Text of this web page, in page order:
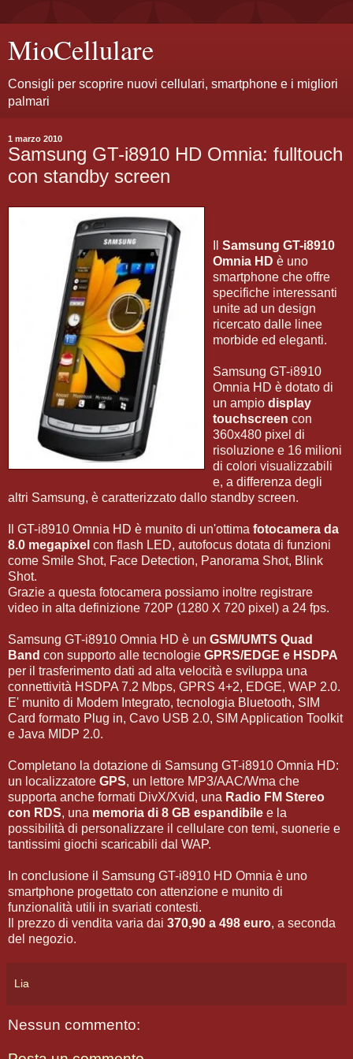
MioCellulare
Consigli per scoprire nuovi cellulari, smartphone e i migliori
palmari
1 marzo 2010
Samsung GT-i8910 HD Omnia: fulltouch
con standby screen
Samsung GT-i8910
Omnia HD è uno
smartphone che offre
specifiche interessanti
unite ad un design
ricercato dalle linee
morbide ed eleganti.
Samsung GT-i8910
Omnia HD è dotato di
un ampio display
touchscreen con
360x480 pixel di
risoluzione e 16 milioni
di colori visualizzabili
e, a differenza degli
altri Samsung, è caratterizzato dallo standby screen.
Il GT-i8910 Omnia HD è munito di un'ottima fotocamera da
8.0 megapixel con flash LED, autofocus dotata di funzioni
come Smile Shot, Face Detection, Panorama Shot, Blink
Shot.
Grazie a questa fotocamera possiamo inoltre registrare
video in alta definizione 720P (1280 X 720 pixel) a 24 fps.
Samsung GT-i8910 Omnia HD è un GSM/UMTS Quad
Band con supporto alle tecnologie GPRS/EDGE e HSDPA
per il trasferimento dati ad alta velocità e sviluppa una
connettività HSDPA 7.2 Mbps, GPRS 4+2, EDGE, WAP 2.0.
E' munito di Modem Integrato, tecnologia Bluetooth, SIM
Card formato Plug in, Cavo USB 2.0, SIM Application Toolkit
e Java MIDP 2.0.
Completano la dotazione di Samsung GT-i8910 Omnia HD:
un localizzatore GPS, un lettore MP3/AAC/Wma che
supporta anche formati DivX/Xvid, una Radio FM Stereo
con RDS, una memoria di 8 GB espandibile e la
possibilità di personalizzare il cellulare con temi, suonerie e
tantissimi giochi scaricabili dal WAP.
In conclusione il Samsung GT-i8910 HD Omnia è uno
smartphone progettato con attenzione e munito di
funzionalità utili in svariati contesti.
Il prezzo di vendita varia dai 370,90 a 498 euro, a seconda
del negozio.
Lia
Nessun commento: